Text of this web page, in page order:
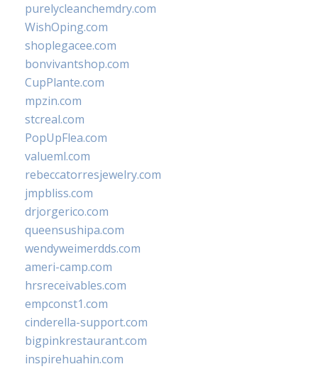
purelycleanchemdry.com
WishOping.com
shoplegacee.com
bonvivantshop.com
CupPlante.com
mpzin.com
stcreal.com
PopUpFlea.com
valueml.com
rebeccatorresjewelry.com
jmpbliss.com
drjorgerico.com
queensushipa.com
wendyweimerdds.com
ameri-camp.com
hrsreceivables.com
empconst1.com
cinderella-support.com
bigpinkrestaurant.com
inspirehuahin.com